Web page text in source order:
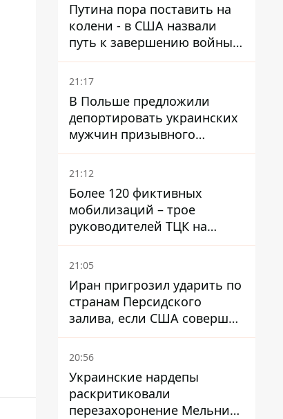
Путина пора поставить на
колени - в США назвали
путь к завершению войны -
National Security Journal
21:17
В Польше предложили
депортировать украинских
мужчин призывного
возраста - кого это может
затронуть
21:12
Более 120 фиктивных
мобилизаций – трое
руководителей ТЦК на
Волыни и Буковине
получили подозрения за
21:05
Иран пригрозил ударить по
странам Персидского
залива, если США совершат
хотя бы одну атаку - Reuters
20:56
Украинские нардепы
раскритиковали
перезахоронение Мельника